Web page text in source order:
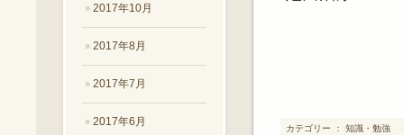
2017年10月
2017年8月
2017年7月
2017年6月
カテゴリー ： 知識・勉強